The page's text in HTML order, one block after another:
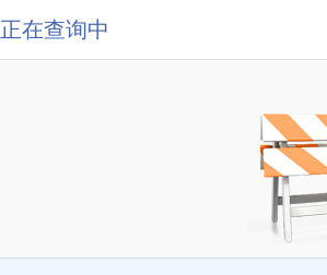
正在查询中